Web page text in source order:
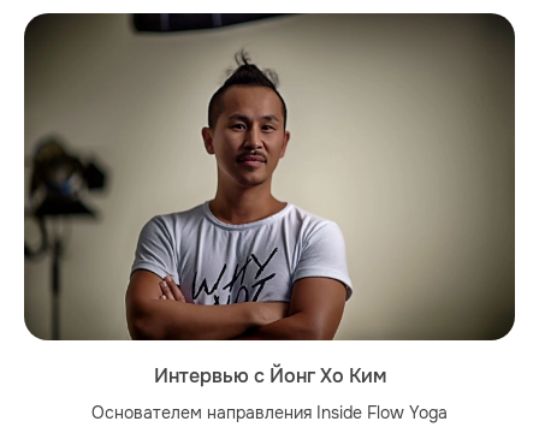
Интервью с Йонг Хо Ким
Основателем направления Inside Flow Yoga